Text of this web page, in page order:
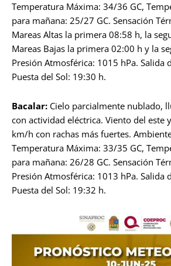
Temperatura Máxima: 34/36 GC,
para mañana: 25/27 GC. Sensación
Mareas Altas la primera 08:58 h, la
Mareas Bajas la primera 02:00 h y la
Presión Atmosférica: 1015 hPa. Salida
Puesta del Sol: 19:30 h.
Bacalar: Cielo parcialmente nublado,
con actividad eléctrica. Viento del este
km/h con rachas más fuertes.
Temperatura Máxima: 33/35 GC,
para mañana: 26/28 GC. Sensación
Presión Atmosférica: 1013 hPa. Salida
Puesta del Sol: 19:32 h.